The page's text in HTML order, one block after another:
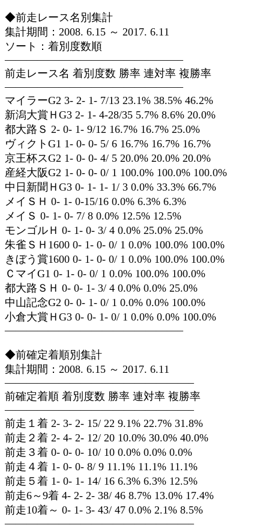
◆前走レース名別集計
集計期間：2008. 6.15 ～ 2017. 6.11
ソート：着別度数順
————————————————–
前走レース名 着別度数 勝率 連対率 複勝率
————————————————–
マイラーG2 3- 2- 1- 7/13 23.1% 38.5% 46.2%
新潟大賞ＨG3 2- 1- 4-28/35 5.7% 8.6% 20.0%
都大路Ｓ 2- 0- 1- 9/12 16.7% 16.7% 25.0%
ヴィクトG1 1- 0- 0- 5/ 6 16.7% 16.7% 16.7%
京王杯スG2 1- 0- 0- 4/ 5 20.0% 20.0% 20.0%
産経大阪G2 1- 0- 0- 0/ 1 100.0% 100.0% 100.0%
中日新聞ＨG3 0- 1- 1- 1/ 3 0.0% 33.3% 66.7%
メイＳＨ 0- 1- 0-15/16 0.0% 6.3% 6.3%
メイＳ 0- 1- 0- 7/ 8 0.0% 12.5% 12.5%
モンゴルＨ 0- 1- 0- 3/ 4 0.0% 25.0% 25.0%
朱雀ＳＨ1600 0- 1- 0- 0/ 1 0.0% 100.0% 100.0%
きぼう賞1600 0- 1- 0- 0/ 1 0.0% 100.0% 100.0%
ＣマイG1 0- 1- 0- 0/ 1 0.0% 100.0% 100.0%
都大路ＳＨ 0- 0- 1- 3/ 4 0.0% 0.0% 25.0%
中山記念G2 0- 0- 1- 0/ 1 0.0% 0.0% 100.0%
小倉大賞ＨG3 0- 0- 1- 0/ 1 0.0% 0.0% 100.0%
————————————————–
◆前確定着順別集計
集計期間：2008. 6.15 ～ 2017. 6.11
—————————————————–
前確定着順 着別度数 勝率 連対率 複勝率
—————————————————–
前走１着 2- 3- 2- 15/ 22 9.1% 22.7% 31.8%
前走２着 2- 4- 2- 12/ 20 10.0% 30.0% 40.0%
前走３着 0- 0- 0- 10/ 10 0.0% 0.0% 0.0%
前走４着 1- 0- 0- 8/ 9 11.1% 11.1% 11.1%
前走５着 1- 0- 1- 14/ 16 6.3% 6.3% 12.5%
前走6～9着 4- 2- 2- 38/ 46 8.7% 13.0% 17.4%
前走10着～ 0- 1- 3- 43/ 47 0.0% 2.1% 8.5%
—————————————————–